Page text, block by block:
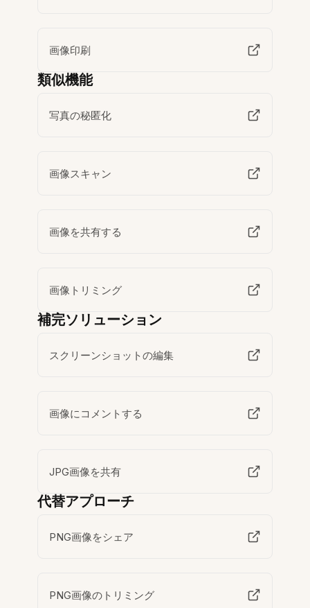
画像印刷
類似機能
写真の秘匿化
画像スキャン
画像を共有する
画像トリミング
補完ソリューション
スクリーンショットの編集
画像にコメントする
JPG画像を共有
代替アプローチ
PNG画像をシェア
PNG画像のトリミング